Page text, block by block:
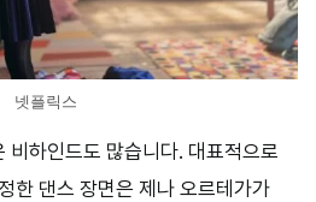
넷플릭스
하인드도 많습니다. 대표적으로
한 댄스 장면은 제나 오르테가가